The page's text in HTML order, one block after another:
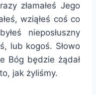
złamałeś Jego
wziąłeś coś co
nieposłuszny
lub kogoś. Słowo
Bóg będzie żądał
jak żyliśmy.